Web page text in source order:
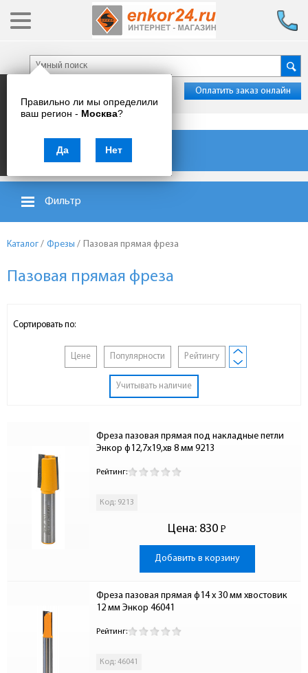
Правильно ли мы определили
ваш регион - Москва?
Да Нет
Оплатить заказ онлайн
Каталог товаров
Фильтр
Каталог / Фрезы / Пазовая прямая фреза
Пазовая прямая фреза
Сортировать по:
Цене Популярности Рейтингу
Учитывать наличие
Фреза пазовая прямая под накладные петли
Энкор ф12,7х19,хв 8 мм 9213
Рейтинг:
Код: 9213
Цена: 830 Р
-
Добавить в корзину
Фреза пазовая прямая ф14 x 30 мм хвостовик
12 мм Энкор 46041
Рейтинг:
Код: 46041